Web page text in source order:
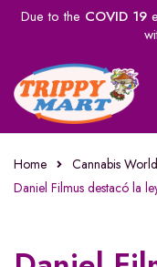
Due to the COVID 19
Home
Cannabis World
Daniel Filmus destacó la